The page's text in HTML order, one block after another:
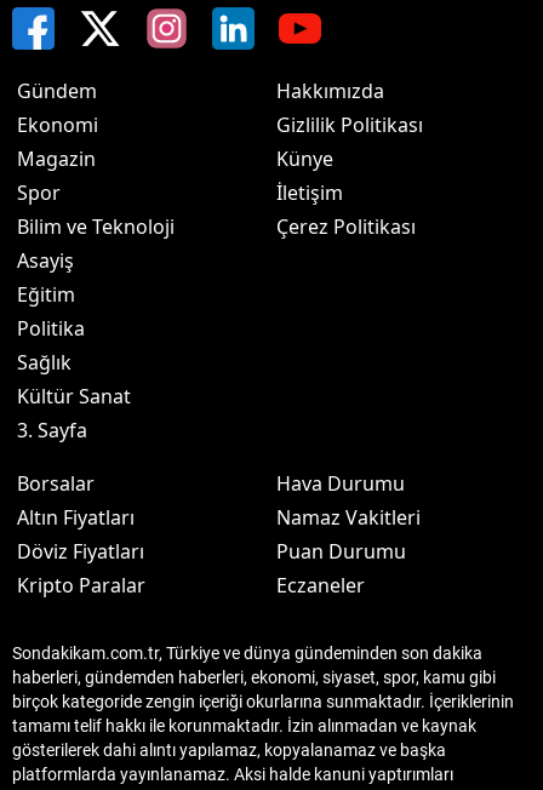
Gündem
Ekonomi
Magazin
Spor
Bilim ve Teknoloji
Asayiş
Eğitim
Politika
Sağlık
Kültür Sanat
3. Sayfa
Hakkımızda
Gizlilik Politikası
Künye
İletişim
Çerez Politikası
Borsalar
Altın Fiyatları
Döviz Fiyatları
Kripto Paralar
Hava Durumu
Namaz Vakitleri
Puan Durumu
Eczaneler
Sondakikam.com.tr, Türkiye ve dünya gündeminden son dakika
haberleri, gündemden haberleri, ekonomi, siyaset, spor, kamu gibi
birçok kategoride zengin içeriği okurlarına sunmaktadır. İçeriklerinin
tamamı telif hakkı ile korunmaktadır. İzin alınmadan ve kaynak
gösterilerek dahi alıntı yapılamaz, kopyalanamaz ve başka
platformlarda yayınlanamaz. Aksi halde kanuni yaptırımları